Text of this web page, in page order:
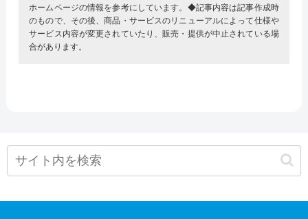
ホームページの情報を参考にしています。◆記事内容は記事作成時
のもので、その後、商品・サービスのリニューアルによって仕様や
サービス内容が変更されていたり、販売・提供が中止されている場
合があります。